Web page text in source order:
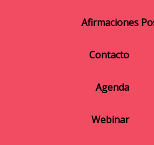
Afirmaciones
Contacto
Agenda
Webinar